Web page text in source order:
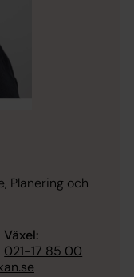
Planering och
Växel:
021-17 85 00